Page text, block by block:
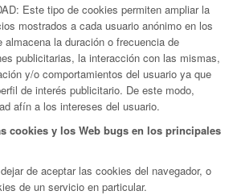
Este tipo de cookies permiten ampliar la
mostrados a cada usuario anónimo en los
la duración o frecuencia de
publicitarias, la interacción con las mismas,
y/o comportamientos del usuario ya que
de interés publicitario. De este modo,
afín a los intereses del usuario.
cookies y los Web bugs en los principales
de aceptar las cookies del navegador, o
de un servicio en particular.